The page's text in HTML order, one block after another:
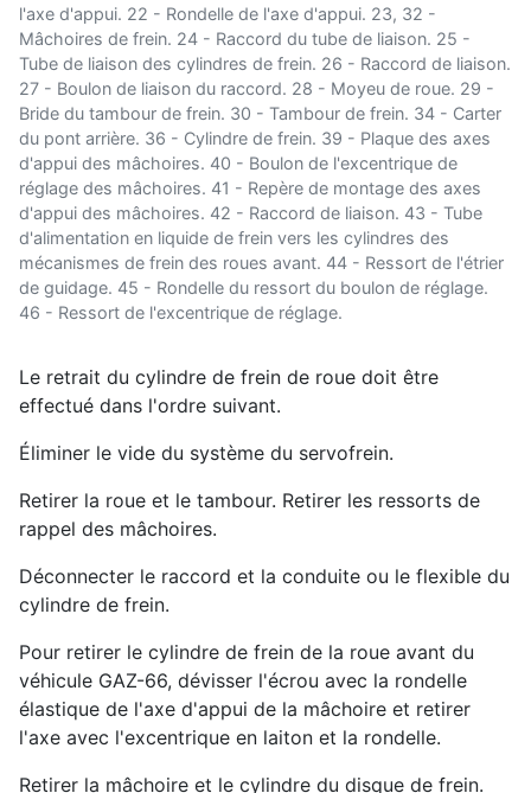
l'axe d'appui. 22 - Rondelle de l'axe d'appui. 23, 32 -
Mâchoires de frein. 24 - Raccord du tube de liaison. 25 -
Tube de liaison des cylindres de frein. 26 - Raccord de liaison.
27 - Boulon de liaison du raccord. 28 - Moyeu de roue. 29 -
Bride du tambour de frein. 30 - Tambour de frein. 34 - Carter
du pont arrière. 36 - Cylindre de frein. 39 - Plaque des axes
d'appui des mâchoires. 40 - Boulon de l'excentrique de
réglage des mâchoires. 41 - Repère de montage des axes
d'appui des mâchoires. 42 - Raccord de liaison. 43 - Tube
d'alimentation en liquide de frein vers les cylindres des
mécanismes de frein des roues avant. 44 - Ressort de l'étrier
de guidage. 45 - Rondelle du ressort du boulon de réglage.
46 - Ressort de l'excentrique de réglage.
Le retrait du cylindre de frein de roue doit être
effectué dans l'ordre suivant.
Éliminer le vide du système du servofrein.
Retirer la roue et le tambour. Retirer les ressorts de
rappel des mâchoires.
Déconnecter le raccord et la conduite ou le flexible du
cylindre de frein.
Pour retirer le cylindre de frein de la roue avant du
véhicule GAZ-66, dévisser l'écrou avec la rondelle
élastique de l'axe d'appui de la mâchoire et retirer
l'axe avec l'excentrique en laiton et la rondelle.
Retirer la mâchoire et le cylindre du disque de frein.